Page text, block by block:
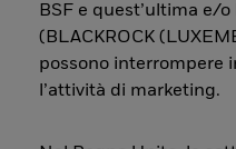
BSF e quest’ultima e/
(BLACKROCK
possono interrompere
l’attività di marketing.